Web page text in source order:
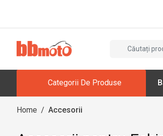
Categorii De Produse
Home / Accesorii